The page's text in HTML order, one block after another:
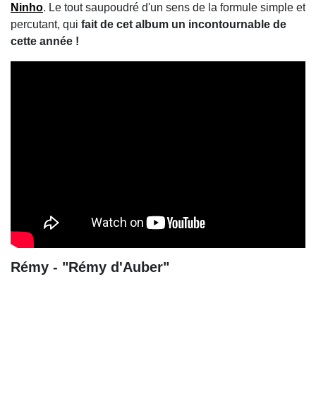
Ninho. Le tout saupoudré d'un sens de la formule simple et
percutant, qui fait de cet album un incontournable de
cette année !
Rémy - "Rémy d'Auber"